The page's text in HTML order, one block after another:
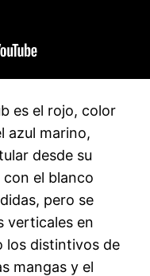
es el rojo, color
azul marino,
desde su
el blanco
pero se
verticales en
los distintivos de
mangas y el